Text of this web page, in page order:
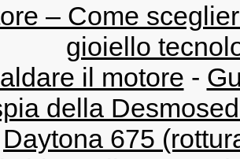
– Come
gioiello
il motore -
della
Daytona 675